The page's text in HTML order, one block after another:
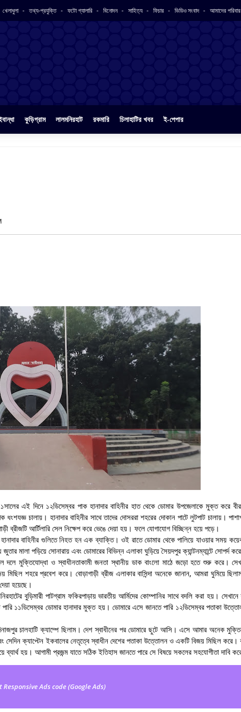
খেলাধুলা তথ্য-প্রযুক্তি ফটো গ্যালারি বিনোদন সাহিত্য ফিচার ভিডিও সংবাদ আমাদের
কুড়িগ্রাম লালমনিরহাট রকমারি চিলাহাটির খবর ই-পেপার
এই দিনে ১২ডিসেম্বর পাক হানাদার বাহিনীর হাত থেকে ডোমার উপজেলাকে মুক্ত করে
চালায়। হানাদার বাহিনীর সাথে তাদের দোসররা শহরের দোকান পাটে লুটপাট চালায়।
আর্টিলারি সেল নিক্ষেপ করে ভেঙে দেয়া হয়। ফলে যোগাযোগ বিচ্ছিন্ন হয়ে পড়ে।
বাহিনীর গুলিতে নিহত হন এক ব্যাক্তি। ওই রাতে ডোমার থেকে পালিয়ে যাওয়ার সময়
মালা পড়িয়ে সোনারায় এবং ডোমারের বিভিন্ন এলাকা ঘুড়িয়ে সৈয়দপুর ক্যান্টনম্যান্টে সোপর্দ
মুক্তিযোদ্ধা ও স্বাধীনতাকামী জনতা স্থানীয় ডাক বাংলো মাঠে জড়ো হতে শুরু করে।
শহরে প্রবেশ করে। বোড়াগাড়ী ব্রীজ এলাকার বাসিন্দা অনেকে জানান, আমরা ঘুমিয়ে
হয়েছে।
বুড়িমারী পাটগ্রাম ফকিরপাড়ায় ভারতীয় আর্মিদের কোম্পানির সাথে বদলি করা হয়।
১১ডিসেম্বর ডোমার হানাদার মুক্ত হয়। ডোমারে এসে জানতে পারি ১২ডিসেম্বর পতাকা
চালহাটি ক্যাম্পে ছিলাম। দেশ স্বাধীনের পর ডোমারে ছুটে আসি। এসে আমার অনেক
সেদিন ক্যাপ্টেন ইকবালের নেতৃত্বে স্বাধীন দেশের পতাকা উত্তোলন ও একটি বিজয় মিছিল
ব্যার্থ হয়। আগামী প্রজন্ম যাতে সঠিক ইতিহাস জানতে পারে সে বিষয়ে সকলের সহযোগীতা দাবি
Responsive Ads code (Google Ads)